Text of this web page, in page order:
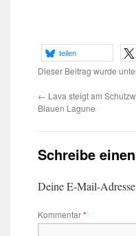
teilen
Dieser Beitrag wurde
← Lava steigt am
Blauen Lagune
Schreibe
Deine E-Mail-
Kommentar*